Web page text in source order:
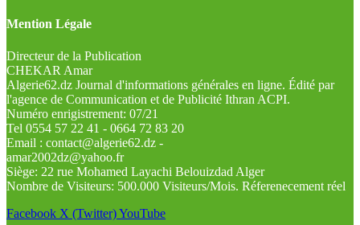
Mention Légale
Directeur de la Publication
CHEKAR Amar
Algerie62.dz Journal d'informations générales en ligne. Édité par
l'agence de Communication et de Publicité Ithran ACPI.
Numéro enrigistrement: 07/21
Tel 0554 57 22 41 - 0664 72 83 20
Email : contact@algerie62.dz -
amar2002dz@yahoo.fr
Siège: 22 rue Mohamed Layachi Belouizdad Alger
Nombre de Visiteurs: 500.000 Visiteurs/Mois. Réferenecement réel
Facebook X (Twitter)YouTube